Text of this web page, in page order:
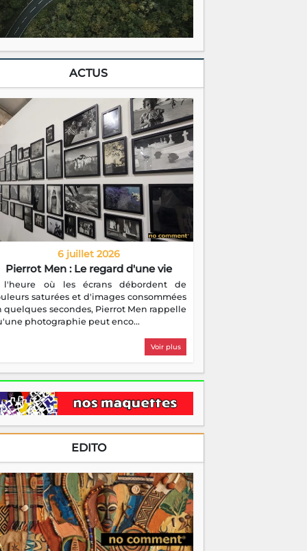
ACTUS
6 juillet 2026
Pierrot Men : Le regard d'une vie
l'heure où les écrans débordent de
saturées et d'images consommées
quelques secondes, Pierrot Men rappelle
photographie peut enco...
Voir plus
EDITO